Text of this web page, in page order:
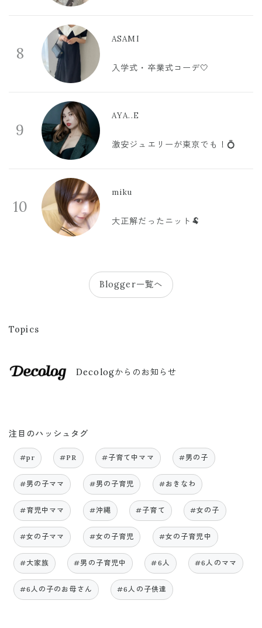
8
ASAMI
入学式・卒業式コーデ🤍
9
AYA..E
激安ジュエリーが東京でも！💍
10
miku
大正解だったニット🐏
Blogger一覧へ
Topics
Decologからのお知らせ
注目のハッシュタグ
#pr #PR #子育て中ママ #男の子
#男の子ママ #男の子育児 #おきなわ
#育児中ママ #沖縄 #子育て #女の子
#女の子ママ #女の子育児 #女の子育児中
#大家族 #男の子育児中 #6人 #6人のママ
#6人の子のお母さん #6人の子供達